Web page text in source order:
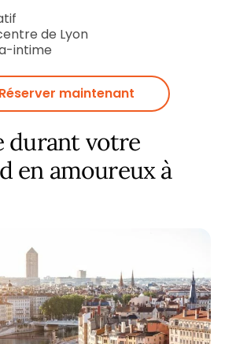
de Lyon
intime
Réserver maintenant
durant votre
en amoureux à